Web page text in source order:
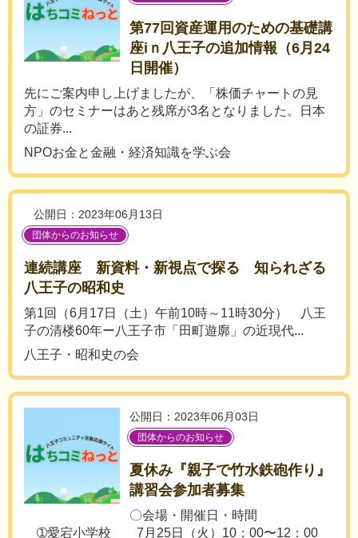
第77回資産運用のための基礎講
座iｎ八王子の追加情報（6月24
日開催）
先にご案内申し上げましたが、「株価チャートの見
方」のセミナーはあと残席が3名となりました。日本
の証券...
NPOお金と金融・経済知識を学ぶ会
公開日：2023年06月13日
団体からのお知らせ
連続講座 新資料・新視点で探る 知られざる
八王子の昭和史
第1回（6月17日（土）午前10時～11時30分） 八王
子の清楼60年ー八王子市「田町遊廓」の近現代...
八王子・昭和史の会
公開日：2023年06月03日
団体からのお知らせ
夏休み『親子で竹水鉄砲作り』
講習会参加者募集
〇会場・開催日・時間
➀愛宕小学校 7月25日（火）10：00〜12：00